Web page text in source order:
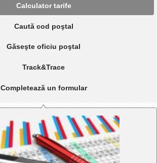
Calculator tarife
Caută cod poştal
Găseşte oficiu poştal
Track&Trace
Completează un formular